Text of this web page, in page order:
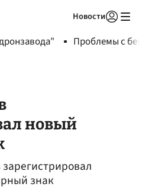
Новости
Проблемы с
новый
знак